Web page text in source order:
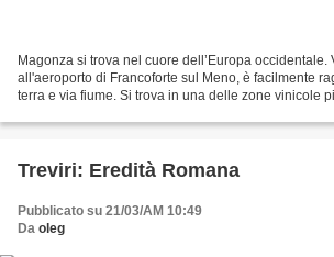
Magonza si trova nel cuore dell’Europa occidentale.
all'aeroporto di Francoforte sul Meno, è facilmente
terra e via fiume. Si trova in una delle zone vinicole
Treviri: Eredità Romana
Pubblicato su 21/03/AM 10:49
Da oleg